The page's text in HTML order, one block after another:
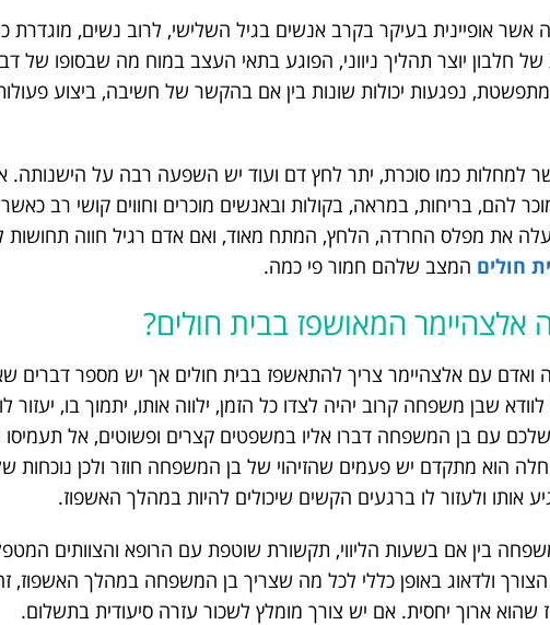
אשר אופיינית בעיקר בקרב אנשים בגיל השלישי, לרוב נשים, מוגדרת
חלבון יוצר תהליך ניווני, הפוגע בתאי העצב במוח מה שבסופו של
נפגעות יכולות שונות בין אם בהקשר של חשיבה, ביצוע
למחלות כמו סוכרת, יתר לחץ דם ועוד יש השפעה רבה על הישנותה.
להם, בריחות, במראה, בקולות ובאנשים מוכרים וחווים קושי רב
את מפלס החרדה, הלחץ, המתח מאוד, ואם אדם רגיל חווה תחושות
חולים המצב שלהם חמור פי כמה.
אלצהיימר המאושפז בבית חולים?
ואדם עם אלצהיימר צריך להתאשפז בבית חולים אך יש מספר דברים
שבן משפחה קרוב יהיה לצדו כל הזמן, ילווה אותו, יתמוך בו, יעזור
עם בן המשפחה דברו אליו במשפטים קצרים ופשוטים, אל תעמיסו
הוא מתקדם יש פעמים שהזיהוי של בן המשפחה חוזר ולכן נוכחות
אותו ולעזור לו ברגעים הקשים שיכולים להיות במהלך האשפוז.
בין אם בשעות הליווי, תקשורת שוטפת עם הרופא והצוותים
הצורך ולדאוג באופן כללי לכל מה שצריך בן המשפחה במהלך האשפוז,
ארוך יחסית. אם יש צורך מומלץ לשכור עזרה סיעודית בתשלום.